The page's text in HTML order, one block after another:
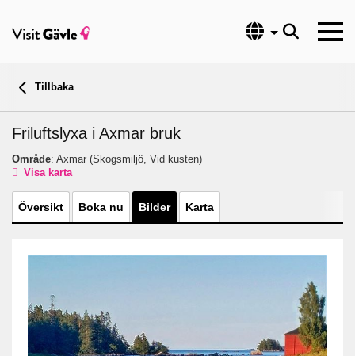
Språk
Tillbaka
Friluftslyxa i Axmar bruk
Område: Axmar (Skogsmiljö, Vid kusten)
Visa karta
Översikt Boka nu Bilder Karta